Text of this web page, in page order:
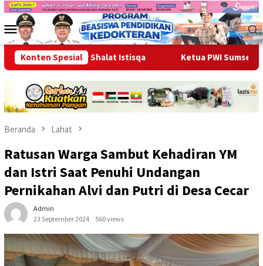
Loncat
kontenMenu
Mobile
Konten Spesial
Gelar Shalat Istisqa Ketua PWI Sumsel, Kurnaidi
Beranda Lahat
Ratusan Warga Sambut Kehadiran YM
dan Istri Saat Penuhi Undangan
Pernikahan Alvi dan Putri di Desa Cecar
Admin
23 September 2024
560 views